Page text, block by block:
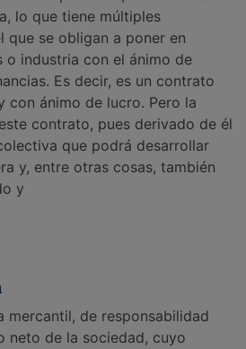
lo que tiene múltiples
que se obligan a poner en
o industria con el ánimo de
Es decir, es un contrato
con ánimo de lucro. Pero la
contrato, pues derivado de él
que podrá desarrollar
y, entre otras cosas, también
y
mercantil, de responsabilidad
neto de la sociedad, cuyo